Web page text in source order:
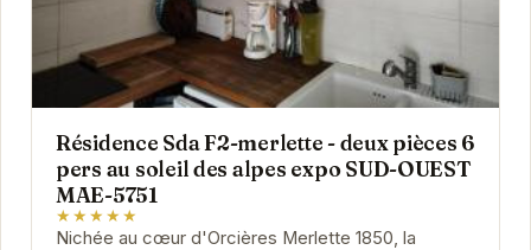
Résidence Sda F2-merlette - deux pièces 6
pers au soleil des alpes expo SUD-OUEST
MAE-5751
★★★★★
Nichée au cœur d'Orcières Merlette 1850, la